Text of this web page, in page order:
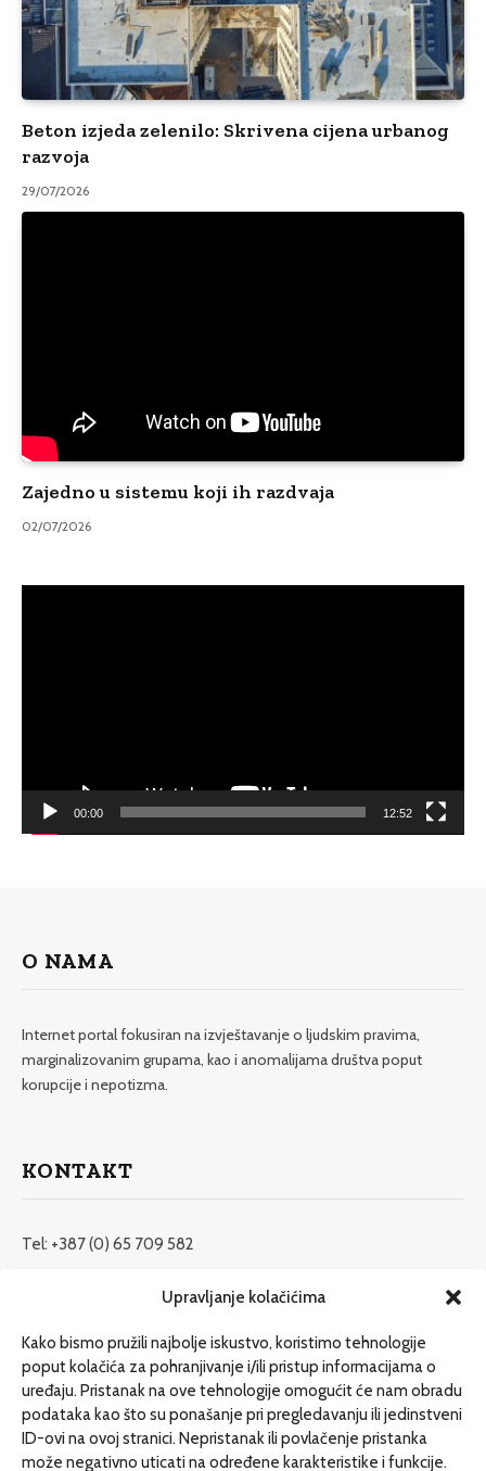
Upravljanje kolačićima
Kako bismo pružili najbolje iskustvo, koristimo tehnologije
poput kolačića za pohranjivanje i/ili pristup informacijama o
uređaju. Pristanak na ove tehnologije omogućit će nam obradu
podataka kao što su ponašanje pri pregledavanju ili jedinstveni
ID-ovi na ovoj stranici. Nepristanak ili povlačenje pristanka
može negativno uticati na određene karakteristike i funkcije.
Beton izjeda zelenilo: Skrivena cijena urbanog
razvoja
29/07/2026
Zajedno u sistemu koji ih razdvaja
02/07/2026
00:00 12:52
O NAMA
Internet portal fokusiran na izvještavanje o ljudskim pravima,
marginalizovanim grupama, kao i anomalijama društva poput
korupcije i nepotizma.
KONTAKT
Tel: +387 (0) 65 709 582
redakcija@etrafika.net
Dosije
Drugi pišu